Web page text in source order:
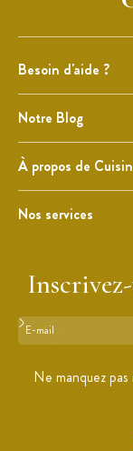
Besoin d'aide ?
Notre Blog
À propos de
Nos services
Format :
Ne manquez